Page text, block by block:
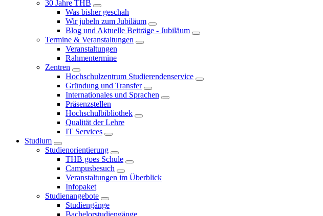
30 Jahre THB
Was bisher geschah
Wir jubeln zum Jubiläum
Blog und Aktuelle Beiträge - Jubiläum
Termine & Veranstaltungen
Veranstaltungen
Rahmentermine
Zentren
Hochschulzentrum Studierendenservice
Gründung und Transfer
Internationales und Sprachen
Präsenzstellen
Hochschulbibliothek
Qualität der Lehre
IT Services
Studium
Studienorientierung
THB goes Schule
Campusbesuch
Veranstaltungen im Überblick
Infopaket
Studienangebote
Studiengänge
Bachelorstudiengänge